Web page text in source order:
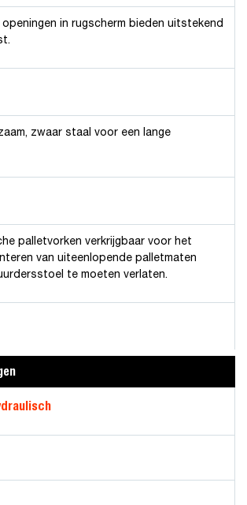
in rugscherm bieden uitstekend
zwaar staal voor een lange
palletvorken verkrijgbaar voor het
van uiteenlopende palletmaten
te moeten verlaten.